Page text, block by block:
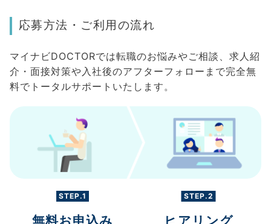
応募方法・ご利用の流れ
マイナビDOCTORでは転職のお悩みやご相談、求人紹
介・面接対策や入社後のアフターフォローまで完全無
料でトータルサポートいたします。
STEP.1
無料お申込み
STEP.2
ヒアリング